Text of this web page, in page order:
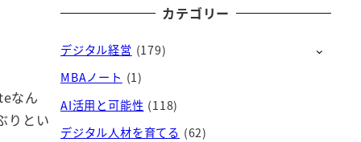
なん
りとい
ー
イ
ブ
カテゴリー
デジタル経営 (179)
MBAノート (1)
AI活用と可能性 (118)
デジタル人材を育てる (62)